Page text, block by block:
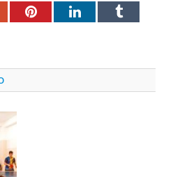
PinterestLinkedInTumblr